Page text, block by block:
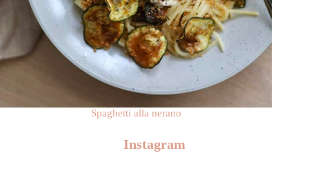
Spaghetti alla nerano
Instagram